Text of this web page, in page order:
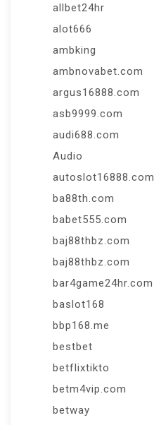
allbet24hr
alot666
ambking
ambnovabet.com
argus16888.com
asb9999.com
audi688.com
Audio
autoslot16888.com
ba88th.com
babet555.com
baj88thbz.com
baj88thbz.com
bar4game24hr.com
baslot168
bbp168.me
bestbet
betflixtikto
betm4vip.com
betway